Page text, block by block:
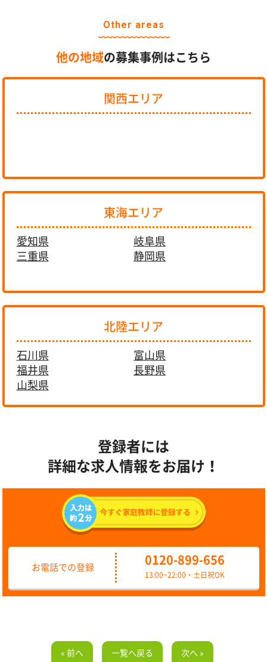
Other areas
他の地域の募集事例はこちら
関西エリア
東海エリア
愛知県
岐阜県
三重県
静岡県
北陸エリア
石川県
富山県
福井県
長野県
山梨県
登録者には
詳細な求人情報をお届け！
お電話での登録
0120-899-656
13:00~22:00・土日祝OK
« 前へ 一覧へ戻る 次へ »